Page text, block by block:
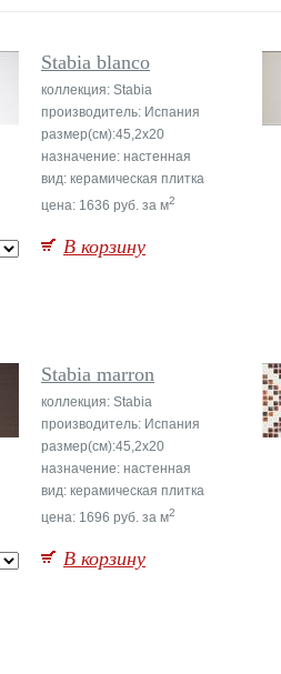
Stabia blanco
коллекция: Stabia
производитель: Испания
размер(см):45,2x20
назначение: настенная
вид: керамическая плитка
цена: 1636 руб. за м2
В корзину
Stabia marron
коллекция: Stabia
производитель: Испания
размер(см):45,2x20
назначение: настенная
вид: керамическая плитка
цена: 1696 руб. за м2
В корзину